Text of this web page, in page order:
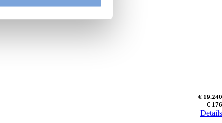
€ 19.240
€ 176
Details